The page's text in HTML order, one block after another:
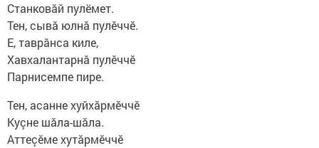
Станковăй пулёмет.
Тен, сывă юлнă пулӗччӗ.
Е, таврăнса киле,
Хавхалантарнă пулӗччӗ
Парнисемпе пире.
Тен, асанне хуйхăрмӗччӗ
Куçне шăла-шăла.
Аттеçӗме хутăрмӗччӗ